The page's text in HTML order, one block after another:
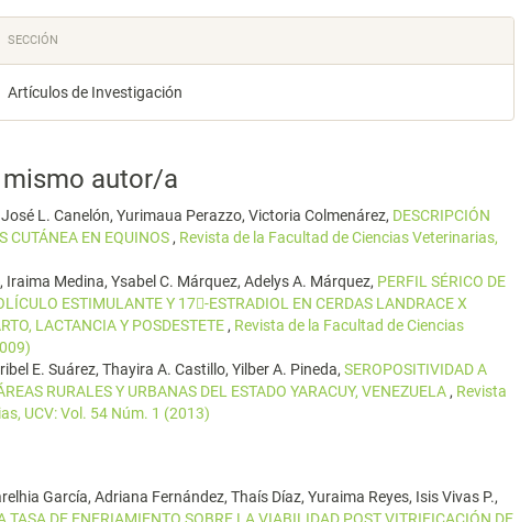
SECCIÓN
Artículos de Investigación
autor/a
L. Canelón, Yurimaua Perazzo, Victoria Colmenárez, DESCRIPCIÓN
CUTÁNEA EN EQUINOS , Revista de la Facultad de Ciencias Veterinarias,
Medina, Ysabel C. Márquez, Adelys A. Márquez, PERFIL SÉRICO DE
ESTIMULANTE Y 17-ESTRADIOL EN CERDAS LANDRACE X
LACTANCIA Y POSDESTETE , Revista de la Facultad de Ciencias
E. Suárez, Thayira A. Castillo, Yilber A. Pineda, SEROPOSITIVIDAD A
RURALES Y URBANAS DEL ESTADO YARACUY, VENEZUELA , Revista
UCV: Vol. 54 Núm. 1 (2013)
García, Adriana Fernández, Thaís Díaz, Yuraima Reyes, Isis Vivas P.,